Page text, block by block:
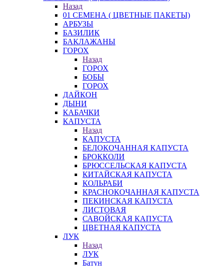
Назад
01 СЕМЕНА ( ЦВЕТНЫЕ ПАКЕТЫ)
АРБУЗЫ
БАЗИЛИК
БАКЛАЖАНЫ
ГОРОХ
Назад
ГОРОХ
БОБЫ
ГОРОХ
ДАЙКОН
ДЫНИ
КАБАЧКИ
КАПУСТА
Назад
КАПУСТА
БЕЛОКОЧАННАЯ КАПУСТА
БРОККОЛИ
БРЮССЕЛЬСКАЯ КАПУСТА
КИТАЙСКАЯ КАПУСТА
КОЛЬРАБИ
КРАСНОКОЧАННАЯ КАПУСТА
ПЕКИНСКАЯ КАПУСТА
ЛИСТОВАЯ
САВОЙСКАЯ КАПУСТА
ЦВЕТНАЯ КАПУСТА
ЛУК
Назад
ЛУК
Батун